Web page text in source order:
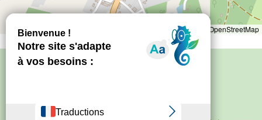
Leaflet OpenStreetMap
Politique de confidentialité
Mentions